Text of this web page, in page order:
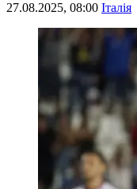
27.08.2025, 08:00 Італія